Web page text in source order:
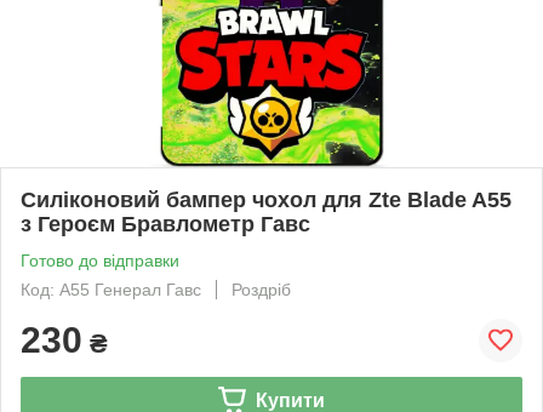
Силіконовий бампер чохол для Zte Blade A55
з Героєм Бравлометр Гавс
Готово до відправки
Код: A55 Генерал Гавс
Роздріб
230 ₴
Купити